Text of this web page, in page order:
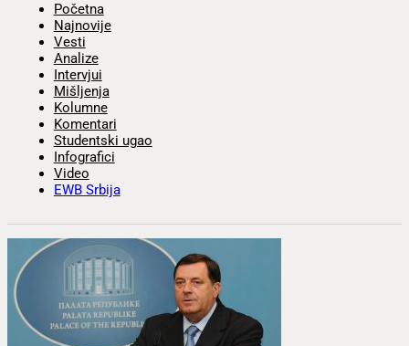
Početna
Najnovije
Vesti
Analize
Intervjui
Mišljenja
Kolumne
Komentari
Studentski ugao
Infografici
Video
EWB Srbija